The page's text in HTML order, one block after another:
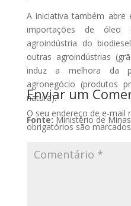
A iniciativa também abre
importações de óleo
agroindústria do
outras agroindústrias
induz a melhora da
agronegócio (produtos
natura).
Fonte:Ministério de
Enviar um
O seu endereço de e-mail
obrigatórios são